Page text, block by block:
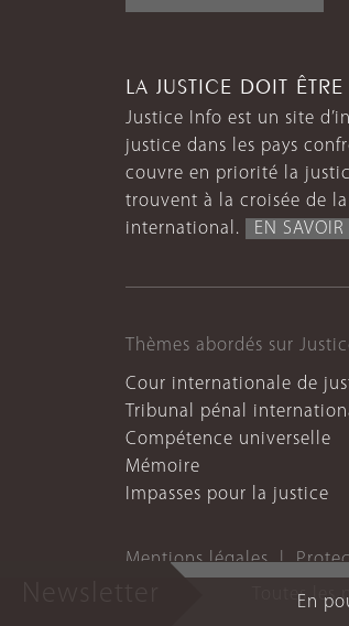
En
LA JUSTICE DOIT
Justice Info est un site
justice dans les pays
couvre en priorité la
trouvent à la croisée de
international.
EN SAVOIR
Thèmes abordés sur
Cour internationale de
Tribunal pénal
Compétence universelle
Mémoire
Impasses pour la justice
Mentions légales
Toutes